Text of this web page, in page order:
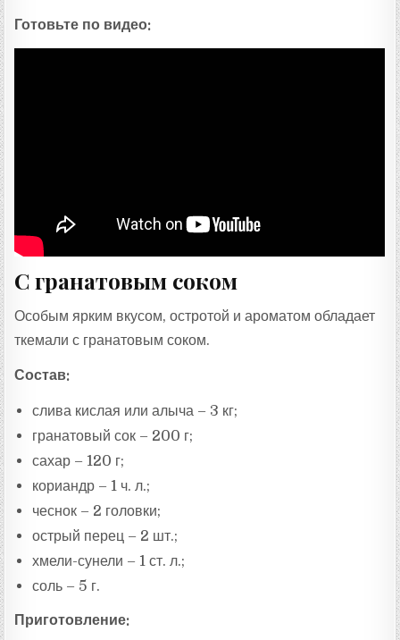
Готовьте по видео:
С гранатовым соком
Особым ярким вкусом, остротой и ароматом обладает
ткемали с гранатовым соком.
Состав:
слива кислая или алыча – 3 кг;
гранатовый сок – 200 г;
сахар – 120 г;
кориандр – 1 ч. л.;
чеснок – 2 головки;
острый перец – 2 шт.;
хмели-сунели – 1 ст. л.;
соль – 5 г.
Приготовление: